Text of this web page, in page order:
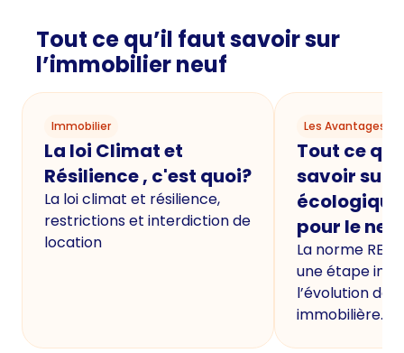
Tout ce qu’il faut savoir sur
l’immobilier neuf
Immobilier
La loi Climat et
Résilience , c'est quoi?
La loi climat et résilience,
restrictions et interdiction de
location
Les Avantages
Tout ce
savoir sur
écologique
pour le
La norme
une étape
l’évolution de
immobilière.